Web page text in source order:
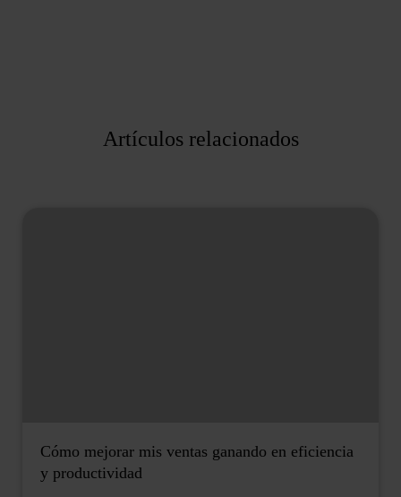
Artículos relacionados
Cómo mejorar mis ventas ganando en eficiencia
y productividad